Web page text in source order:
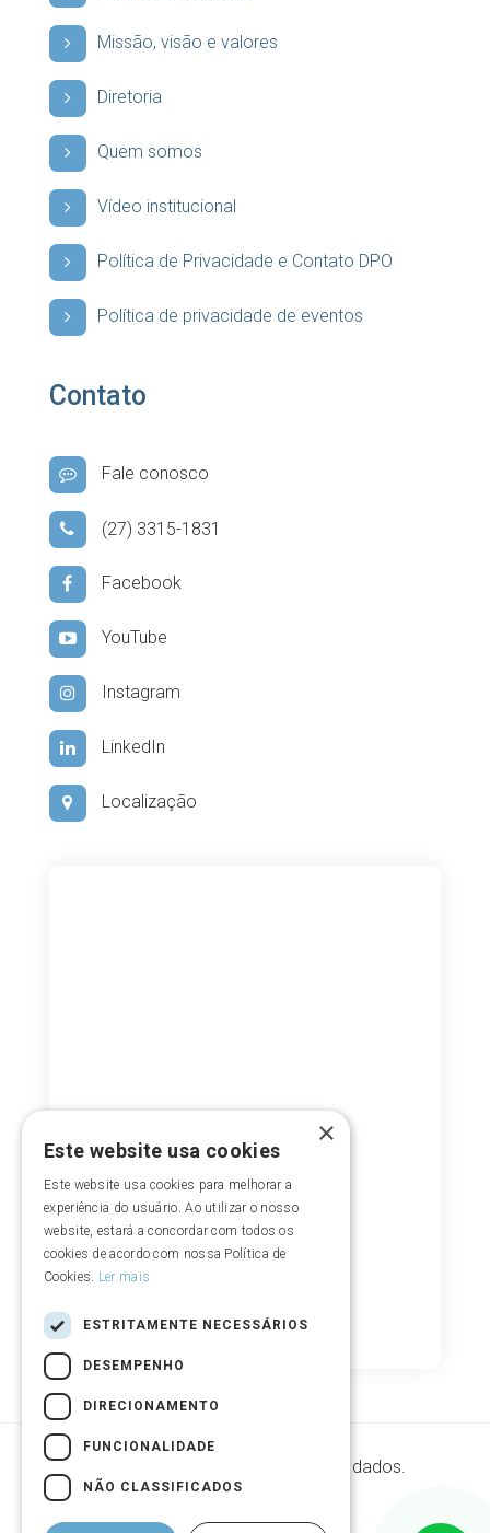
Missão, visão e valores
Diretoria
Quem somos
Vídeo institucional
Política de Privacidade e Contato DPO
Política de privacidade de eventos
Contato
Fale conosco
(27) 3315-1831
Facebook
YouTube
Instagram
LinkedIn
Localização
Segurança de armazenamento de dados.
×
Este website usa cookies
Este website usa cookies para melhorar a
experiência do usuário. Ao utilizar o nosso
website, estará a concordar com todos os
cookies de acordo com nossa Política de
Cookies. Ler mais
ESTRITAMENTE NECESSÁRIOS
DESEMPENHO
DIRECIONAMENTO
FUNCIONALIDADE
NÃO CLASSIFICADOS